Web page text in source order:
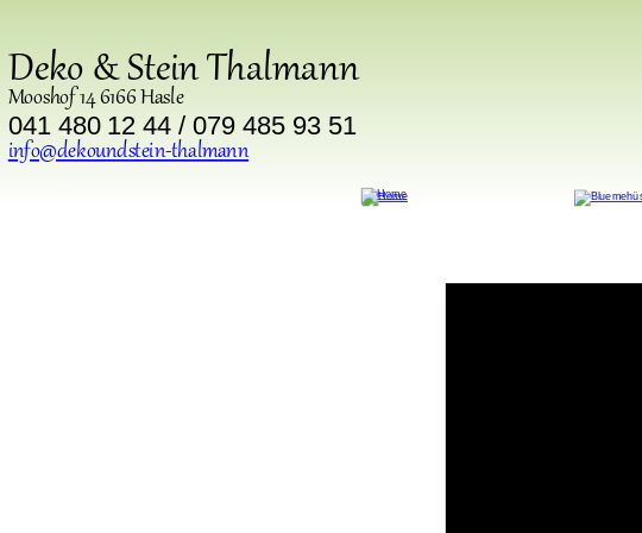
Deko & Stein Thalmann
Mooshof 14 6166 Hasle
041 480 12 44 / 079 485 93 51
info@dekoundstein-thalmann